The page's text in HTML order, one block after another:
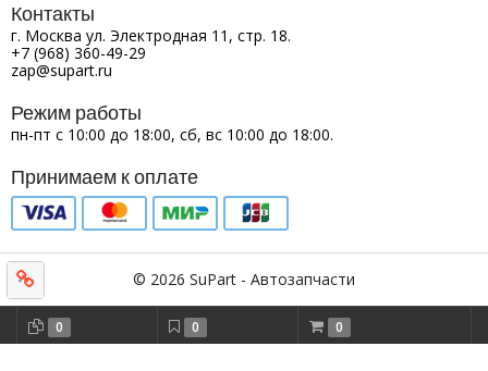
Контакты
г. Москва ул. Электродная 11, стр. 18.
+7 (968) 360-49-29
zap@supart.ru
Режим работы
пн-пт с 10:00 до 18:00, сб, вс 10:00 до 18:00.
Принимаем к оплате
© 2026 SuPart - Автозапчасти
0 0 0